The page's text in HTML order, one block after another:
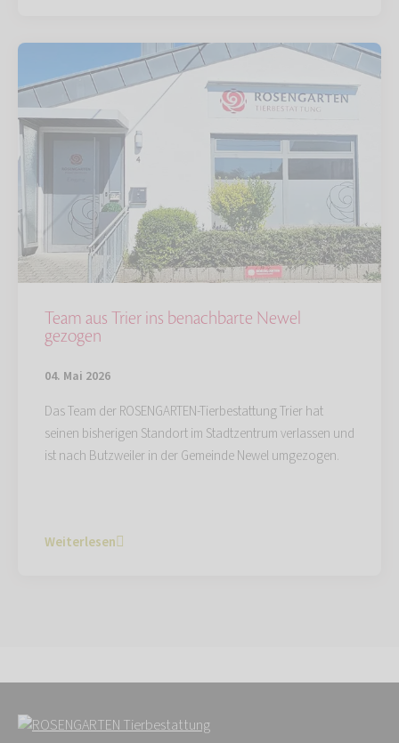
Team aus Trier ins benachbarte Newel
gezogen
04. Mai 2026
Das Team der ROSENGARTEN-Tierbestattung Trier hat
seinen bisherigen Standort im Stadtzentrum verlassen und
ist nach Butzweiler in der Gemeinde Newel umgezogen.
Weiterlesen